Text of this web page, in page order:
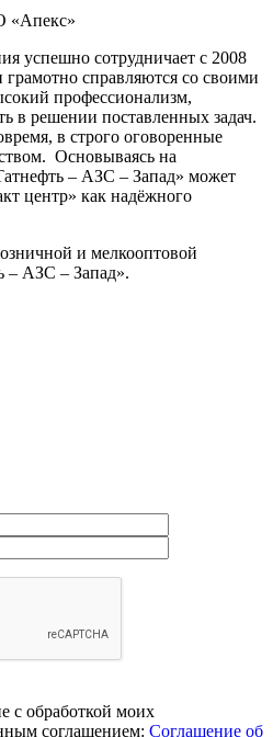
«Апекс»
успешно сотрудничает с 2008
справляются со своими
профессионализм,
в решении поставленных задач.
в строго оговоренные
Основываясь на
– АЗС – Запад» может
центр» как надёжного
и мелкооптовой
– АЗС – Запад».
с обработкой моих
соглашением: Соглашение об